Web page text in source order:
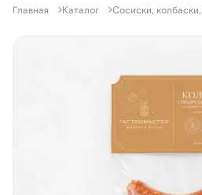
Главная Каталог Сосиски,